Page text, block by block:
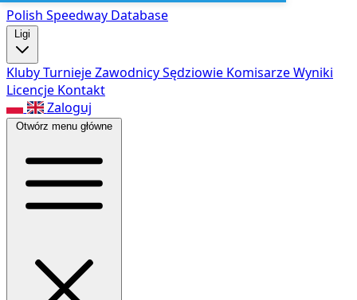
Polish Speedway Database
Ligi
KlubyTurniejeZawodnicySędziowie KomisarzeWyniki
Licencje Kontakt
Zaloguj
Otwórz menu główne